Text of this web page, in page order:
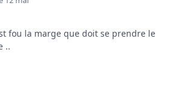
fou la marge que doit se prendre le
..